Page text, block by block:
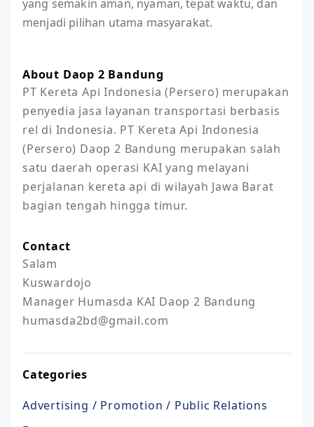
yang semakin aman, nyaman, tepat waktu, dan
menjadi pilihan utama masyarakat.
About Daop 2 Bandung
PT Kereta Api Indonesia (Persero) merupakan
penyedia jasa layanan transportasi berbasis
rel di Indonesia. PT Kereta Api Indonesia
(Persero) Daop 2 Bandung merupakan salah
satu daerah operasi KAI yang melayani
perjalanan kereta api di wilayah Jawa Barat
bagian tengah hingga timur.
Contact
Salam
Kuswardojo
Manager Humasda KAI Daop 2 Bandung
humasda2bd@gmail.com
Categories
Advertising / Promotion / Public Relations